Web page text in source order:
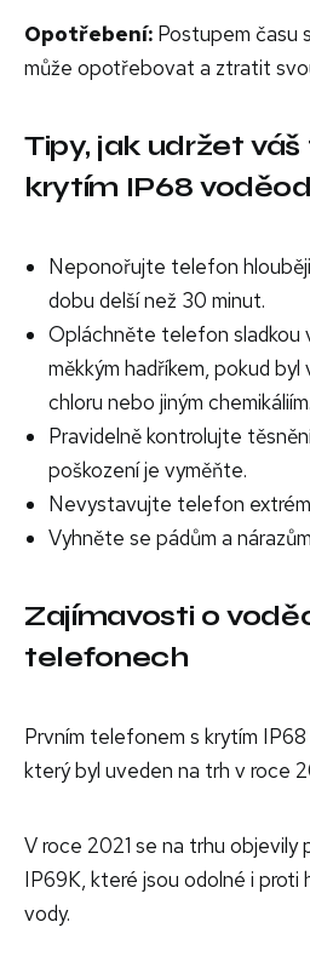
Opotřebení: Postupem času
může opotřebovat a ztratit
Tipy, jak udržet
krytím IP68
Neponořujte telefon
dobu delší než 30 minut.
Opláchněte telefon sladkou
měkkým hadříkem, pokud
chloru nebo jiným chemikáliím.
Pravidelně kontrolujte
poškození je vyměňte.
Nevystavujte telefon
Vyhněte se pádům a
Zajímavosti o
telefonech
Prvním telefonem s krytím
který byl uveden na trh v roce
V roce 2021 se na trhu objevily
IP69K, které jsou odolné i proti
vody.